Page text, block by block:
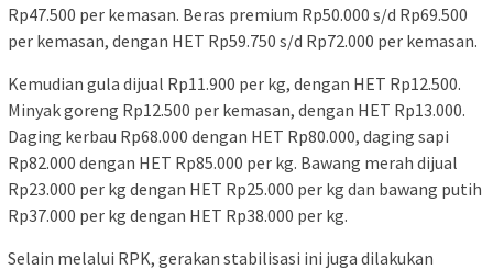
Rp47.500 per kemasan. Beras premium Rp50.000 s/d Rp69.500
per kemasan, dengan HET Rp59.750 s/d Rp72.000 per kemasan.
Kemudian gula dijual Rp11.900 per kg, dengan HET Rp12.500.
Minyak goreng Rp12.500 per kemasan, dengan HET Rp13.000.
Daging kerbau Rp68.000 dengan HET Rp80.000, daging sapi
Rp82.000 dengan HET Rp85.000 per kg. Bawang merah dijual
Rp23.000 per kg dengan HET Rp25.000 per kg dan bawang putih
Rp37.000 per kg dengan HET Rp38.000 per kg.
Selain melalui RPK, gerakan stabilisasi ini juga dilakukan